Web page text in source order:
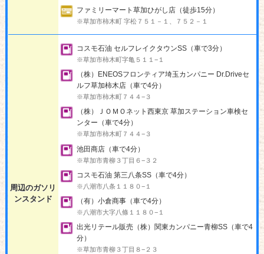
ファミリーマート草加ひがし店（徒歩15分）
※草加市柿木町 字松７５１－１、７５２－１
周辺のガソリ
ンスタンド
コスモ石油 セルフレイクタウンSS（車で3分）
※草加市柿木町字亀５１１−１
（株）ENEOSフロンティア埼玉カンパニー Dr.Driveセ
ルフ草加柿木店（車で4分）
※草加市柿木町７４４−３
（株）ＪＯＭＯネット西東京 草加ステーション車検セ
ンター（車で4分）
※草加市柿木町７４４−３
池田商店（車で4分）
※草加市青柳３丁目６−３２
コスモ石油 第三八条SS（車で4分）
※八潮市八条１１８０−１
（有）小倉商事（車で4分）
※八潮市大字八條１１８０−１
出光リテール販売（株）関東カンパニー青柳SS（車で4
分）
※草加市青柳３丁目８−２３